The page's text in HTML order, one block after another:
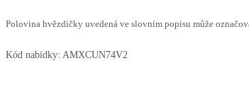
Polovina hvězdičky uvedená ve slovním popisu může
Kód nabídky: AMXCUN74V2